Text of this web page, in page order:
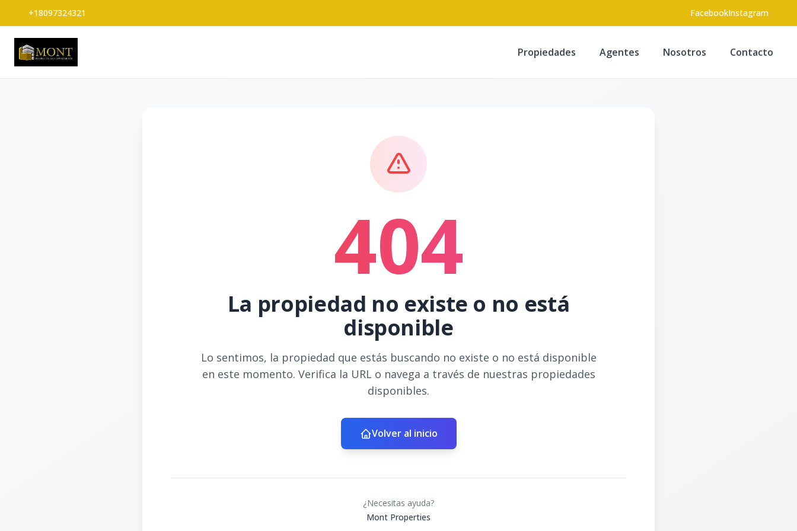
+18097324321 FacebookInstagram
Propiedades Agentes Nosotros Contacto
404
La propiedad no existe o no está
disponible
Lo sentimos, la propiedad que estás buscando no existe o no está disponible
en este momento. Verifica la URL o navega a través de nuestras propiedades
disponibles.
Volver al inicio
¿Necesitas ayuda?
Mont Properties